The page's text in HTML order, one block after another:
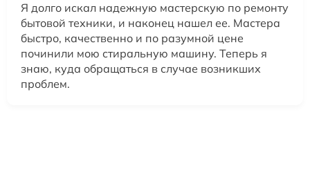
Я долго искал надежную мастерскую по ремонту
бытовой техники, и наконец нашел ее. Мастера
быстро, качественно и по разумной цене
починили мою стиральную машину. Теперь я
знаю, куда обращаться в случае возникших
проблем.